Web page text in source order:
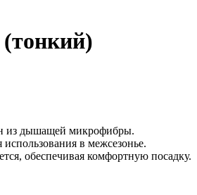
из дышащей микрофибры.
в межсезонье.
обеспечивая комфортную посадку.